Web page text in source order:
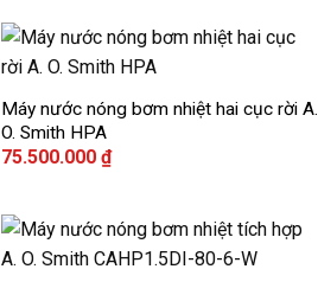
+
Máy nước nóng bơm nhiệt hai cục rời A.
O. Smith HPA
75.500.000₫
+